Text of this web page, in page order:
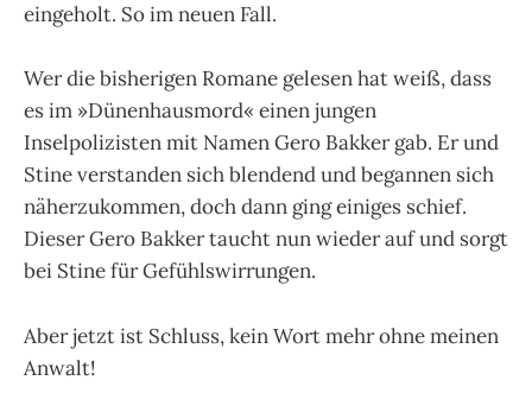
eingeholt. So im neuen Fall.
Wer die bisherigen Romane gelesen hat weiß, dass
es im »Dünenhausmord« einen jungen
Inselpolizisten mit Namen Gero Bakker gab. Er und
Stine verstanden sich blendend und begannen sich
näherzukommen, doch dann ging einiges schief.
Dieser Gero Bakker taucht nun wieder auf und sorgt
bei Stine für Gefühlswirrungen.
Aber jetzt ist Schluss, kein Wort mehr ohne meinen
Anwalt!